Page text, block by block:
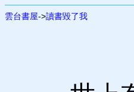
雲台書屋->讀書毀了我